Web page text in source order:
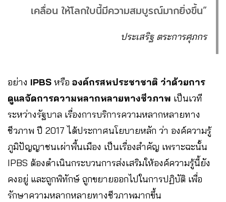
เคลื่อน ให้โลกใบนี้มีความสมบูรณ์มากยิ่งขึ้น”
ประเสริฐ ตระการศุภกร
อย่าง IPBS หรือ องค์กรสหประชาชาติ ว่าด้วยการ
ดูแลจัดการความหลากหลายทางชีวภาพ เป็นเวที
ระหว่างรัฐบาล เรื่องการบริการความหลากหลายทาง
ชีวภาพ ปี 2017 ได้ประกาศนโยบายหลัก ว่า องค์ความรู้
ภูมิปัญญาชนเผ่าพื้นเมือง เป็นเรื่องสำคัญ เพราะฉะนั้น
IPBS ต้องดำเนินกระบวนการส่งเสริมให้องค์ความรู้นี้ยัง
คงอยู่ และถูกพิทักษ์ ถูกขยายออกไปในการปฏิบัติ เพื่อ
รักษาความหลากหลายทางชีวภาพมากขึ้น